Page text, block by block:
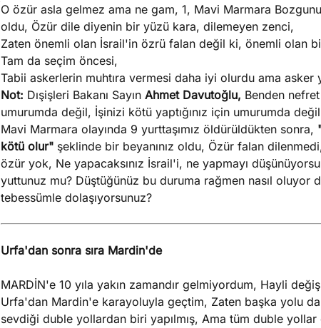
O özür asla gelmez ama ne gam, 1, Mavi Marmara
oldu, Özür dile diyenin bir yüzü kara, dilemeyen zenci,
Zaten önemli olan İsrail'in özrü falan değil ki, önemli olan
Tam da seçim öncesi,
Tabii askerlerin muhtıra vermesi daha iyi olurdu ama asker
Not: Dışişleri Bakanı Sayın Ahmet Davutoğlu, Benden
umurumda değil, İşinizi kötü yaptığınız için umurumda
Mavi Marmara olayında 9 yurttaşımız öldürüldükten sonra,
kötü olur" şeklinde bir beyanınız oldu, Özür falan
özür yok, Ne yapacaksınız İsrail'i, ne yapmayı
yuttunuz mu? Düştüğünüz bu duruma rağmen nasıl oluyor
tebessümle dolaşıyorsunuz?
Urfa'dan sonra sıra Mardin'de
MARDİN'e 10 yıla yakın zamandır gelmiyordum, Hayli
Urfa'dan Mardin'e karayoluyla geçtim, Zaten başka yolu
sevdiği duble yollardan biri yapılmış, Ama tüm duble